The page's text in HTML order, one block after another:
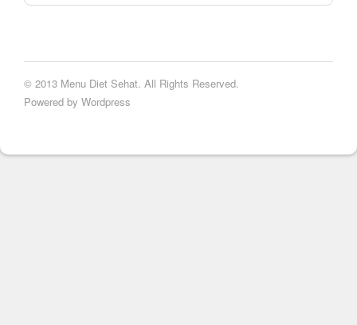
© 2013 Menu Diet Sehat. All Rights Reserved.
Powered by Wordpress